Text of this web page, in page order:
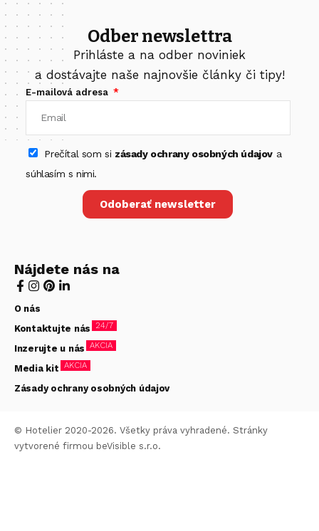
Odber newslettra
Prihláste a na odber noviniek
a dostávajte naše najnovšie články či tipy!
E-mailová adresa
Prečítal som si zásady ochrany osobných údajova
súhlasím s nimi.
Odoberať newsletter
Nájdete nás na
O nás
Kontaktujte nás 24/7
Inzerujte u nás AKCIA
Media kit AKCIA
Zásady ochrany osobných údajov
© Hotelier 2020-2026. Všetky práva vyhradené. Stránky
vytvorené firmou beVisible s.r.o.